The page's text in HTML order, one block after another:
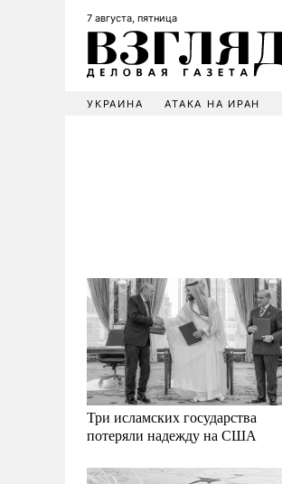
7 августа, пятница
УКРАИНА АТАКА НА ИРАН
Три исламских государства
потеряли надежду на США